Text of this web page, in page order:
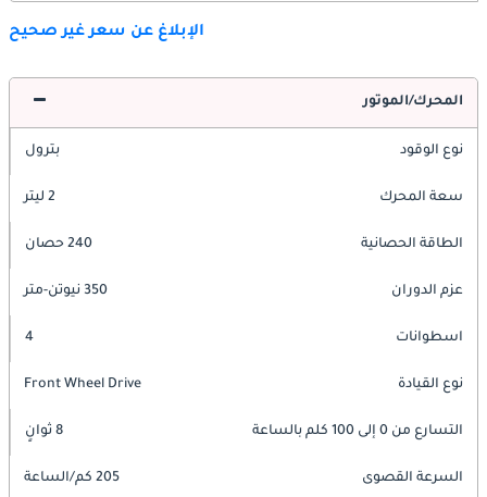
الإبلاغ عن سعر غير صحيح
المحرك/الموتور
نوع الوقود بترول
سعة المحرك 2 ليتر
الطاقة الحصانية 240 حصان
عزم الدوران 350 نيوتن-متر
اسطوانات 4
نوع القيادة Front Wheel Drive
التسارع من 0 إلى 100 كلم بالساعة 8 ثوانٍ
السرعة القصوى 205 كم/الساعة